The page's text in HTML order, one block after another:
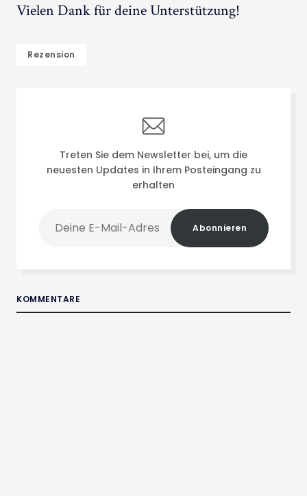
Vielen Dank für deine Unterstützung!
Rezension
Treten Sie dem Newsletter bei, um die
neuesten Updates in Ihrem Posteingang zu
erhalten
Abonnieren
KOMMENTARE